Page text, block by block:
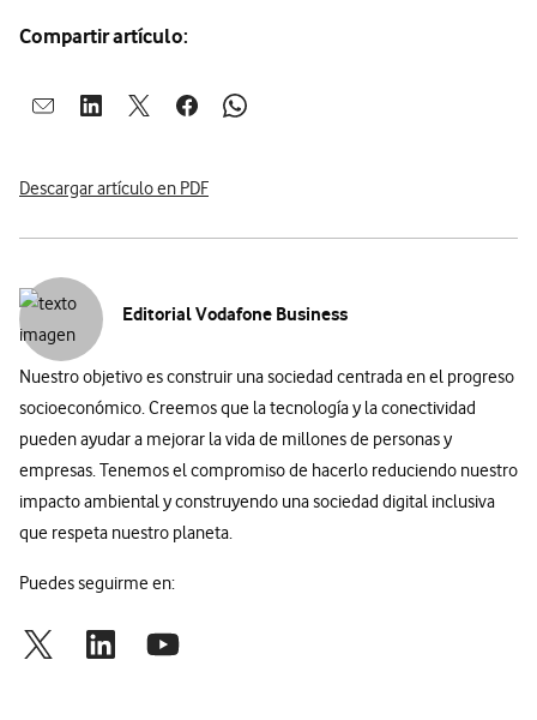
Compartir artículo:
Abrir ventana para compartir en mail
Abrir ventana para compartir en linkedin
Abrir ventana para compartir en twitter
Abrir ventana para compartir en facebook
Abrir ventana para compartir en
Descargar artículo en PDF
Editorial Vodafone Business
Nuestro objetivo es construir una sociedad centrada en el progreso
socioeconómico. Creemos que la tecnología y la conectividad
pueden ayudar a mejorar la vida de millones de personas y
empresas. Tenemos el compromiso de hacerlo reduciendo nuestro
impacto ambiental y construyendo una sociedad digital inclusiva
que respeta nuestro planeta.
Puedes seguirme en: